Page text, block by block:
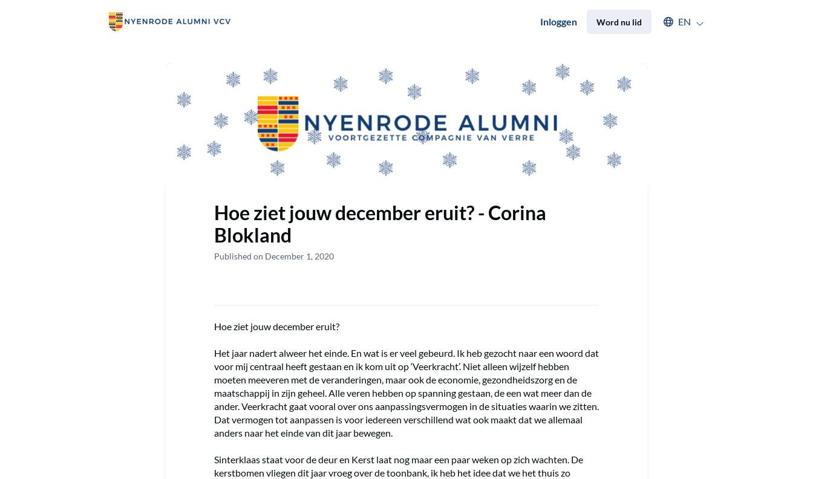
Inloggen Word nu lid Select an available language
EN
Hoe ziet jouw december eruit? - Corina
Blokland
Published on December 1, 2020
Hoe ziet jouw december eruit?
Het jaar nadert alweer het einde. En wat is er veel gebeurd. Ik heb gezocht naar een woord dat
voor mij centraal heeft gestaan en ik kom uit op ‘Veerkracht’. Niet alleen wijzelf hebben
moeten meeveren met de veranderingen, maar ook de economie, gezondheidszorg en de
maatschappij in zijn geheel. Alle veren hebben op spanning gestaan, de een wat meer dan de
ander. Veerkracht gaat vooral over ons aanpassingsvermogen in de situaties waarin we zitten.
Dat vermogen tot aanpassen is voor iedereen verschillend wat ook maakt dat we allemaal
anders naar het einde van dit jaar bewegen.
Sinterklaas staat voor de deur en Kerst laat nog maar een paar weken op zich wachten. De
kerstbomen vliegen dit jaar vroeg over de toonbank, ik heb het idee dat we het thuis zo